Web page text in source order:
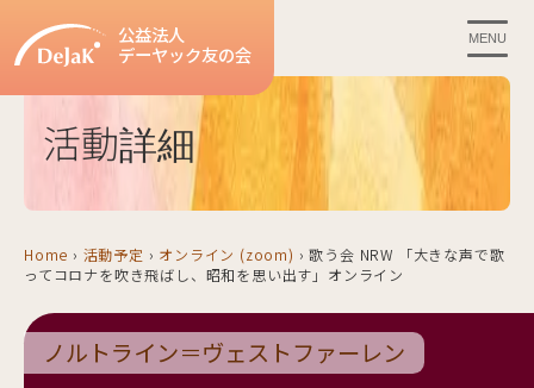
公益法人
デーヤック友の会
MENU
活動詳細
Home › 活動予定 › オンライン (zoom) › 歌う会 NRW 「大きな声で歌
ってコロナを吹き飛ばし、昭和を思い出す」オンライン
ノルトライン＝ヴェストファーレン